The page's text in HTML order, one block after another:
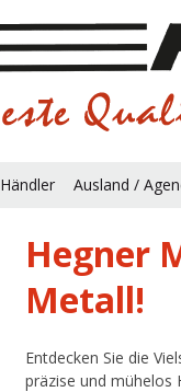
Händler Ausland /
Hegner
Metall!
Entdecken Sie die
präzise und mühelos